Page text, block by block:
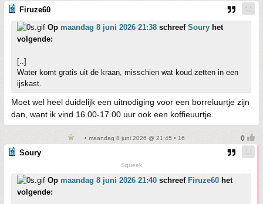
Firuze60
Op maandag 8 juni 2026 21:38 schreef Soury het
volgende:
[..]
Water komt gratis uit de kraan, misschien wat koud zetten in een
ijskast.
Moet wel heel duidelijk een uitnodiging voor een borreluurtje zijn
dan, want ik vind 16.00-17.00 uur ook een koffieuurtje.
• maandag 8 juni 2026 @ 21:45 • 16
Soury
Squeek
Op maandag 8 juni 2026 21:40 schreef Firuze60 het
volgende: